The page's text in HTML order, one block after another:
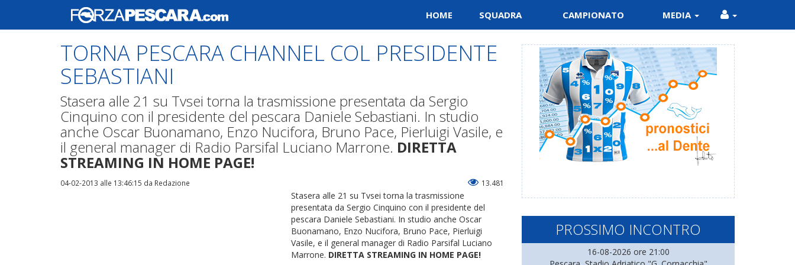
HOME SQUADRA CAMPIONATO MEDIA
TORNA PESCARA CHANNEL COL PRESIDENTE
SEBASTIANI
Stasera alle 21 su Tvsei torna la trasmissione presentata da Sergio
Cinquino con il presidente del pescara Daniele Sebastiani. In studio
anche Oscar Buonamano, Enzo Nucifora, Bruno Pace, Pierluigi Vasile, e
il general manager di Radio Parsifal Luciano Marrone. DIRETTA
STREAMING IN HOME PAGE!
04-02-2013 alle 13:46:15 da Redazione 13.481
Stasera alle 21 su Tvsei torna la trasmissione
presentata da Sergio Cinquino con il presidente del
pescara Daniele Sebastiani. In studio anche Oscar
Buonamano, Enzo Nucifora, Bruno Pace, Pierluigi
Vasile, e il general manager di Radio Parsifal Luciano
Marrone. DIRETTA STREAMING IN HOME PAGE!
PROSSIMO INCONTRO
16-08-2026 ore 21:00